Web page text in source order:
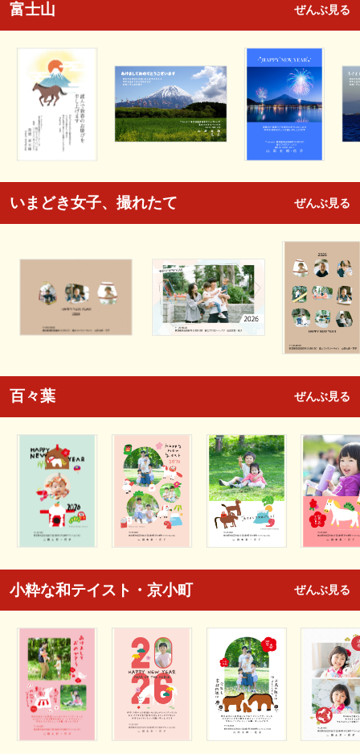
富士山 ぜんぶ見る
いまどき女子、撮れたて ぜんぶ見る
百々葉 ぜんぶ見る
小粋な和テイスト・京小町 ぜんぶ見る